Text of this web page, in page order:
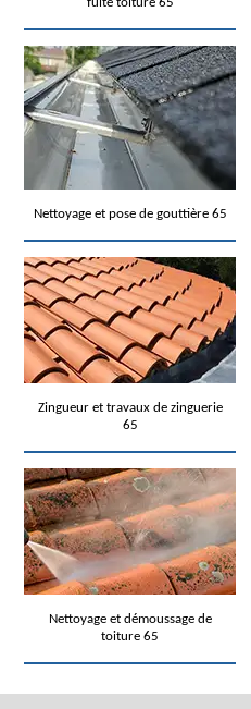
Nettoyage et pose de gouttière 65
Zingueur et travaux de zinguerie
65
Nettoyage et démoussage de
toiture 65